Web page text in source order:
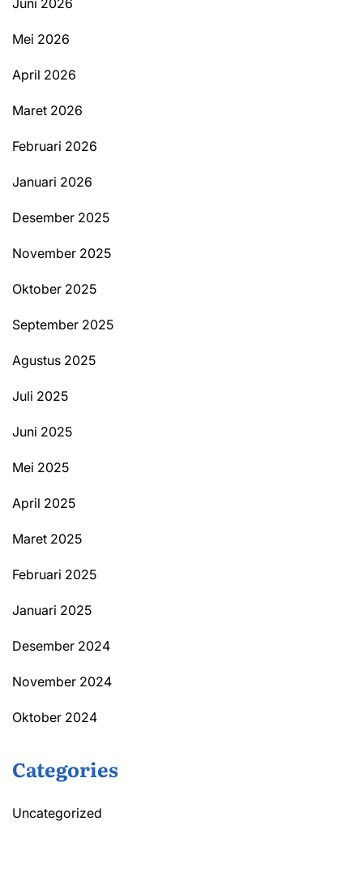
Juni 2026
Mei 2026
April 2026
Maret 2026
Februari 2026
Januari 2026
Desember 2025
November 2025
Oktober 2025
September 2025
Agustus 2025
Juli 2025
Juni 2025
Mei 2025
April 2025
Maret 2025
Februari 2025
Januari 2025
Desember 2024
November 2024
Oktober 2024
Categories
Uncategorized